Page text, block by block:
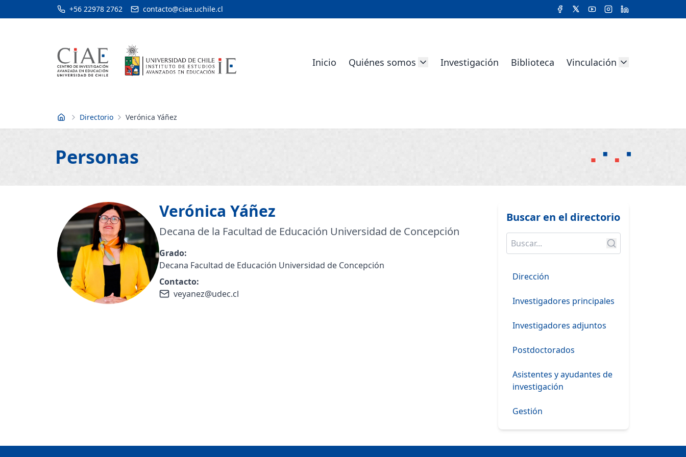
+56 22978 2762 contacto@ciae.uchile.cl
Inicio Quiénes somos Investigación Biblioteca Vinculación
Inicio Directorio Verónica Yáñez
Personas
Verónica Yáñez
Decana de la Facultad de Educación Universidad de Concepción
Grado:
Decana Facultad de Educación Universidad de Concepción
Contacto:
veyanez@udec.cl
Buscar en el directorio
Dirección
Investigadores principales
Investigadores adjuntos
Postdoctorados
Asistentes y ayudantes de
investigación
Gestión